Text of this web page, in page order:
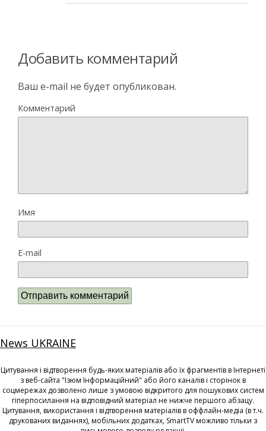
Добавить комментарий
Ваш e-mail не будет опубликован.
Комментарий
Имя
E-mail
News UKRAINE
Цитування і відтворення будь-яких матеріалів або їх фрагментів в Інтернеті
з веб-сайта "Ізюм Інформаційний" або його каналів і сторінок в
соцмережах дозволено лише з умовою відкритого для пошукових систем
гіперпосилання на відповідний матеріал не нижче першого абзацу.
Цитування, використання і відтворення матеріалів в оффлайн-медіа (в т.ч.
друкованих виданнях), мобільних додатках, SmartTV можливо тільки з